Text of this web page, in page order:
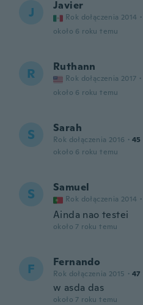
J Javier
Rok dołączenia 2014 ·
około 6 roku temu
R Ruthann
Rok dołączenia 2017 ·
około 6 roku temu
S Sarah
Rok dołączenia 2016 · 45
około 6 roku temu
S Samuel
Rok dołączenia 2014 ·
Ainda nao testei
około 7 roku temu
F Fernando
Rok dołączenia 2015 · 47
w asda das
około 7 roku temu